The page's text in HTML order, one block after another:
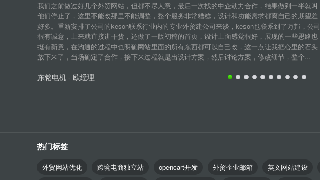
我们之前做过好几个外贸网站，但都不尽人意，最后一次找的中企动力合作，结果做到一半就叫
他们停止了，这里不能改那里不能调整，整个服务非常糟糕，设计和功能需求都离自己的期望差
好多。重新安排了公司的keson联系行业内的专业外贸建公司来谈，keson也联系到了万邦，公司
很有诚意，上来就直接讲干货，还做了一版初稿的首页，设计上面感觉很好，展现的一些思路也
挺有新意，在沟通的过程中也明确网站里面的所有东西都可以自己改，这一点让我把心里的石头
放下来了，当场确定了合作，接下来过程就是出设计方案，然后讨论方案，修改细节，整个...
东铭电机 - 欧经理
热门标签
外贸网站优化 跨境电商独立站 opencart开发 外贸企业邮箱 英文网站建设